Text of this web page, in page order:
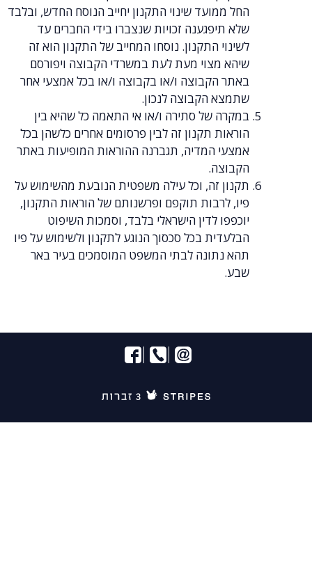
החל ממועד שינוי התקנון יחייב הנוסח החדש, ובלבד
שלא תיפגענה זכויות שנצברו בידי החברים עד
לשינוי התקנון. נוסחו המחייב של התקנון הוא זה
שיהא מצוי מעת לעת במשרדי הקבוצה ויפורסם
באתר הקבוצה ו/או בקבוצה ו/או בכל אמצעי אחר
שתמצא הקבוצה לנכון.
במקרה של סתירה ו/או אי התאמה כל שהיא בין
הוראות תקנון זה לבין פרסומים אחרים כלשהן בכל
אמצעי המדיה, תגברנה ההוראות המופיעות באתר
תקנון זה, וכל עילה משפטית הנובעת מהשימוש על
פיו, לרבות תוקפם ופרשנותם של הוראות התקנון,
יוכפפו לדין הישראלי בלבד, וסמכות השיפוט
הבלעדית בכל סכסוך הנוגע לתקנון ולשימוש על פיו
תהא נתונה לבתי המשפט המוסמכים בעיר באר